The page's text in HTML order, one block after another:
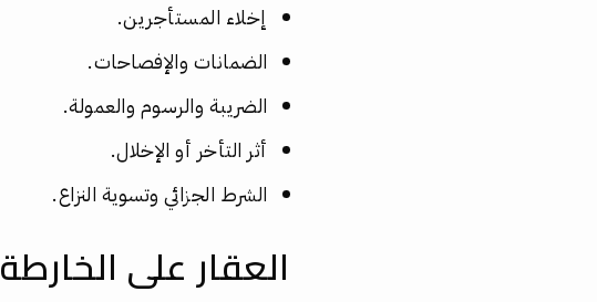
إخلاء المستأجرين.
الضمانات والإفصاحات.
الضريبة والرسوم والعمولة.
أثر التأخر أو الإخلال.
الشرط الجزائي وتسوية النزاع.
العقار على الخارطة